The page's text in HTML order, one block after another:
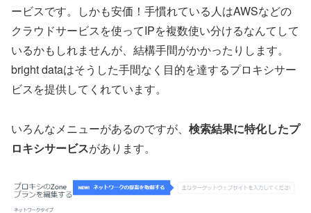
ービスです。しかも安価！手慣れている人はAWSなどの
クラウドサービスを使ってIPを複数使い分けるなんてして
いるかもしれませんが、結構手間がかかったりします。
bright dataはそうした手間なく目的を達するプロキシサー
ビスを提供してくれています。
いろんなメニューがあるのですが、 検索結果に特化したプ
ロキシサービスがあります。